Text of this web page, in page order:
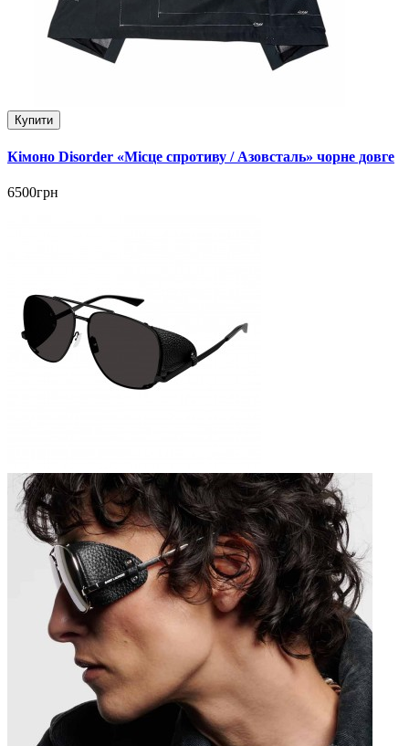
Купити
Кімоно Disorder «Місце спротиву / Азовсталь» чорне довге
6500грн